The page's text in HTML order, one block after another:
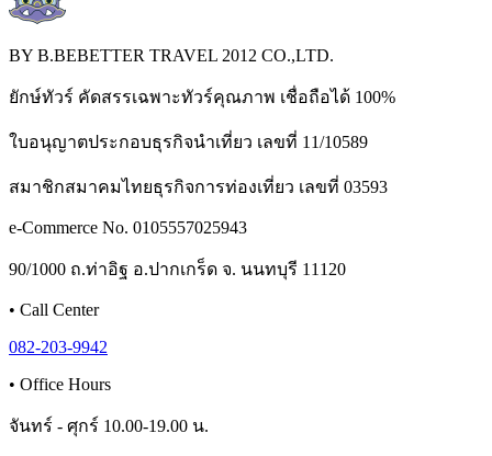
BY B.BEBETTER TRAVEL 2012 CO.,LTD.
ยักษ์ทัวร์ คัดสรรเฉพาะทัวร์คุณภาพ เชื่อถือได้ 100%
ใบอนุญาตประกอบธุรกิจนำเที่ยว เลขที่ 11/10589
สมาชิกสมาคมไทยธุรกิจการท่องเที่ยว เลขที่ 03593
e-Commerce No. 0105557025943
90/1000 ถ.ท่าอิฐ อ.ปากเกร็ด จ. นนทบุรี 11120
• Call Center
082-203-9942
• Office Hours
จันทร์ - ศุกร์ 10.00-19.00 น.